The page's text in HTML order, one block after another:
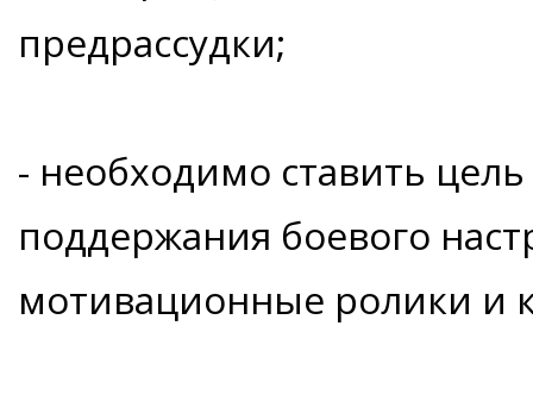
предрассудки;
- необходимо ставить
поддержания боевого
мотивационные ролики и